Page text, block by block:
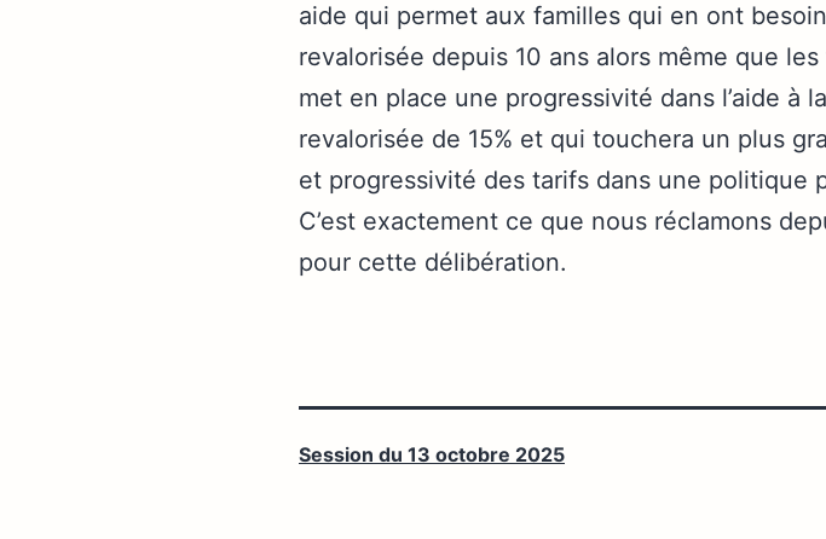
aide qui permet aux familles qui en ont
revalorisée depuis 10 ans alors même que
met en place une progressivité dans l’aide à
revalorisée de 15% et qui touchera un plus
et progressivité des tarifs dans une politique
C’est exactement ce que nous réclamons
pour cette délibération.
Session du 13 octobre 2025